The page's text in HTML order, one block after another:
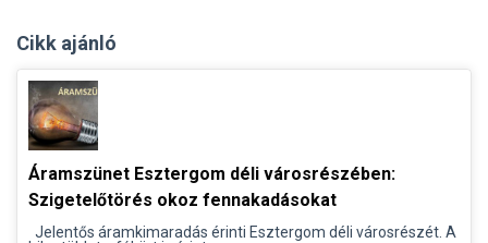
Cikk ajánló
Áramszünet Esztergom déli városrészében:
Szigetelőtörés okoz fennakadásokat
Jelentős áramkimaradás érinti Esztergom déli városrészét. A